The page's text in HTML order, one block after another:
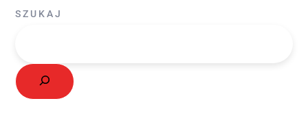
SZUKAJ